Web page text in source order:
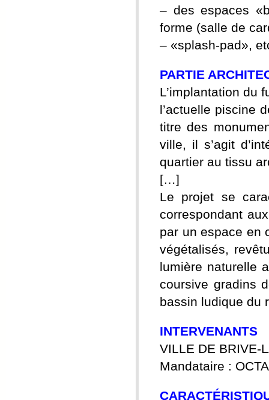
– des espaces
forme (salle de
– «splash-pad»,
PARTIE
L’implantation du
l’actuelle piscine
titre des
ville, il s’agit
quartier au tissu
[…]
Le projet se
correspondant
par un espace en
végétalisés,
lumière naturelle
coursive gradins
bassin ludique du
INTERVENANTS
VILLE DE BRIVE-
Mandataire :